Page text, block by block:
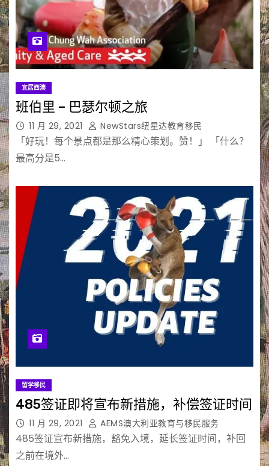
宜居西澳
班伯里 – 巴瑟尔顿之旅
11 月 29, 2021 NewStars纽星达教育移民
「好玩！每个景点都是那么精心策划。赞！」 「什么？
最高分是5…
留学移民
485签证即将宣布新措施，补偿签证时间
11 月 29, 2021 AEMS澳大利亚教育与移民服务
485签证宣布新措施，豁免入境，延长签证时间，补回
之前在境外…